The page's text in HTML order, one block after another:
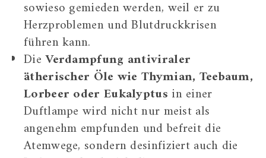
sowieso gemieden werden, weil er zu
Herzproblemen und Blutdruckkrisen
führen kann.
DieVerdampfung antiviraler
ätherischer Öle wie Thymian, Teebaum,
Lorbeer oder Eukalyptus in einer
Duftlampe wird nicht nur meist als
angenehm empfunden und befreit die
Atemwege, sondern desinfiziert auch die